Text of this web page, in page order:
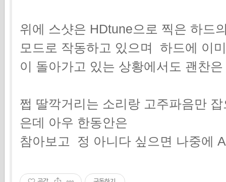
위에 스샷은 HDtune으로 찍은 하드
모드로 작동하고 있으며 하드에 이
이 돌아가고 있는 상황에서도 괜찬
쩝 딸깍거리는 소리랑 고주파음만
은데 아우 한동안은
참아보고 정 아니다 싶으면 나중에